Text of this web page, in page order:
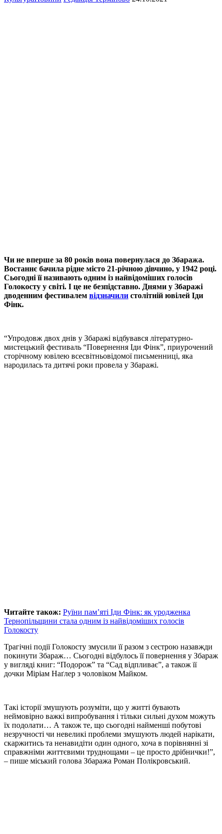
Чи не вперше за 80 років вона повернулася до Збаража.
Востаннє бачила рідне місто 21-річною дівчино, у 1942 році.
Сьогодні її називають одним із найвідоміших голосів
Голокосту у світі. І це не безпідставно. Днями у Збаражі
дводенним фестивалем відзначили столітній ювілей Іди
Фінк.
“Упродовж двох днів у Збаражі відбувався літературно-
мистецький фестиваль “Повернення Іди Фінк”, приурочений
сторічному ювілею всесвітньовідомої письменниці, яка
народилась та дитячі роки провела у Збаражі.
Читайте також: Руїни пам’яті Іди Фінк: як уродженка
Тернопільщини стала одним із найвідоміших голосів
Голокосту
Трагічні події Голокосту змусили її разом з сестрою назавжди
покинути Збараж… Сьогодні відбулось її повернення у Збараж
у вигляді книг: “Подорож” та “Сад відпливає”, а також її
дочки Міріам Наґлер з чоловіком Майком.
Такі історії змушують розуміти, що у житті бувають
неймовірно важкі випробування і тільки сильні духом можуть
їх подолати… А також те, що сьогодні найменші побутові
незручності чи невеликі проблеми змушують людей нарікати,
скаржитись та ненавидіти один одного, хоча в порівнянні зі
справжніми життєвими труднощами – це просто дрібнички!”,
– пише міський голова Збаража Роман Полікровський.